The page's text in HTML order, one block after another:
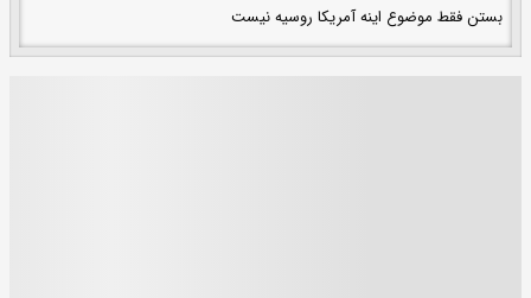
بستن فقط موضوع اینه آمریکا روسیه نیست